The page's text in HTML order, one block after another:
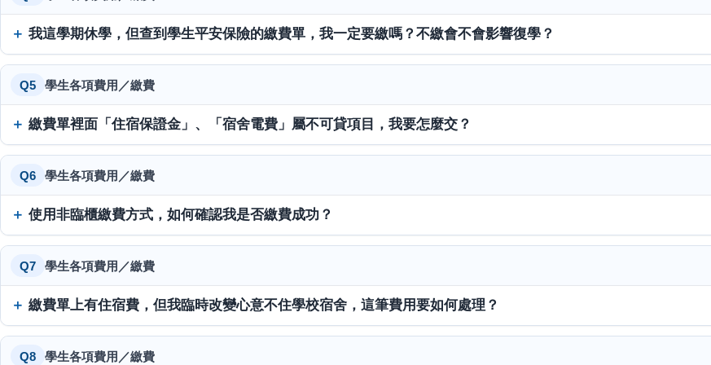
我這學期休學，但查到學生平安保險的繳費單，我一定要繳嗎？不繳會不會影響復學？
Q5 學生各項費用／繳費
繳費單裡面「住宿保證金」、「宿舍電費」屬不可貸項目，我要怎麼交？
Q6 學生各項費用／繳費
使用非臨櫃繳費方式，如何確認我是否繳費成功？
Q7 學生各項費用／繳費
繳費單上有住宿費，但我臨時改變心意不住學校宿舍，這筆費用要如何處理？
Q8 學生各項費用／繳費